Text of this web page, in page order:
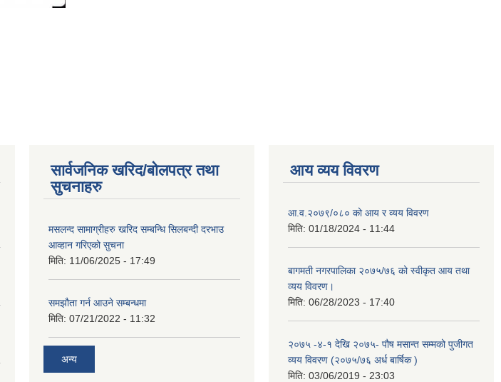
सार्वजनिक खरिद/बोलपत्र तथा
सुचनाहरु
मसलन्द सामाग्रीहरु खरिद सम्बन्धि सिलबन्दी दरभाउ
आव्हान गरिएको सुचना
मिति: 11/06/2025 - 17:49
समझौता गर्न आउने सम्बन्धमा
मिति: 07/21/2022 - 11:32
अन्य
आय व्यय विवरण
आ.व.२०७९/०८० को आय र व्यय विवरण
मिति: 01/18/2024 - 11:44
बागमती नगरपालिका २०७५/७६ को स्वीकृत आय तथा
व्यय विवरण।
मिति: 06/28/2023 - 17:40
२०७५ -४-१ देखि २०७५- पौष मसान्त सम्मको पुजीगत
व्यय विवरण (२०७५/७६ अर्ध बार्षिक )
मिति: 03/06/2019 - 23:03